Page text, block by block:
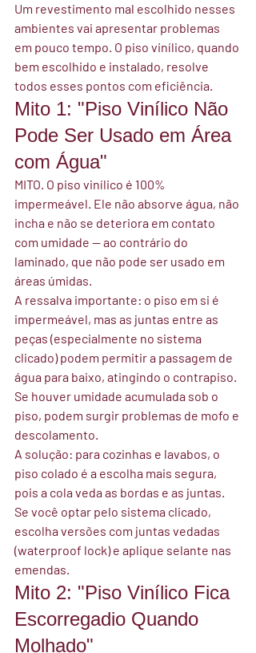
Um revestimento mal escolhido nesses
ambientes vai apresentar problemas
em pouco tempo. O piso vinílico, quando
bem escolhido e instalado, resolve
todos esses pontos com eficiência.
Mito 1: "Piso Vinílico Não
Pode Ser Usado em Área
com Água"
MITO. O piso vinílico é 100%
impermeável. Ele não absorve água, não
incha e não se deteriora em contato
com umidade — ao contrário do
laminado, que não pode ser usado em
áreas úmidas.
A ressalva importante: o piso em si é
impermeável, mas as juntas entre as
peças (especialmente no sistema
clicado) podem permitir a passagem de
água para baixo, atingindo o contrapiso.
Se houver umidade acumulada sob o
piso, podem surgir problemas de mofo e
descolamento.
A solução: para cozinhas e lavabos, o
piso colado é a escolha mais segura,
pois a cola veda as bordas e as juntas.
Se você optar pelo sistema clicado,
escolha versões com juntas vedadas
(waterproof lock) e aplique selante nas
emendas.
Mito 2: "Piso Vinílico Fica
Escorregadio Quando
Molhado"